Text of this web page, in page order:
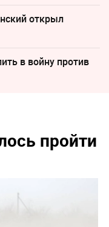
открыл
в войну против
пройти